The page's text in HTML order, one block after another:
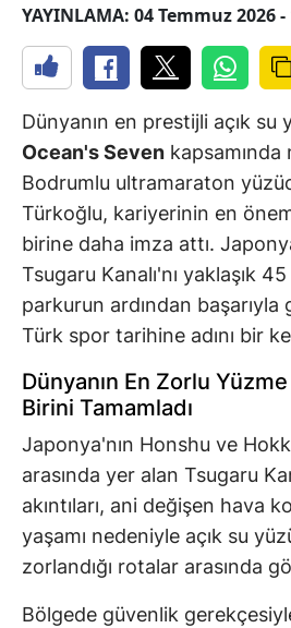
YAYINLAMA: 04 Temmuz 2026 -
Dünyanın en prestijli açık su
Ocean's Seven kapsamında
Bodrumlu ultramaraton
Türkoğlu, kariyerinin en
birine daha imza attı.
Tsugaru Kanalı'nı yaklaşık
parkurun ardından
Türk spor tarihine adını bir
Dünyanın En Zorlu
Birini Tamamladı
Japonya'nın Honshu ve
arasında yer alan Tsugaru
akıntıları, ani değişen hava
yaşamı nedeniyle açık su
zorlandığı rotalar arasında
Bölgede güvenlik